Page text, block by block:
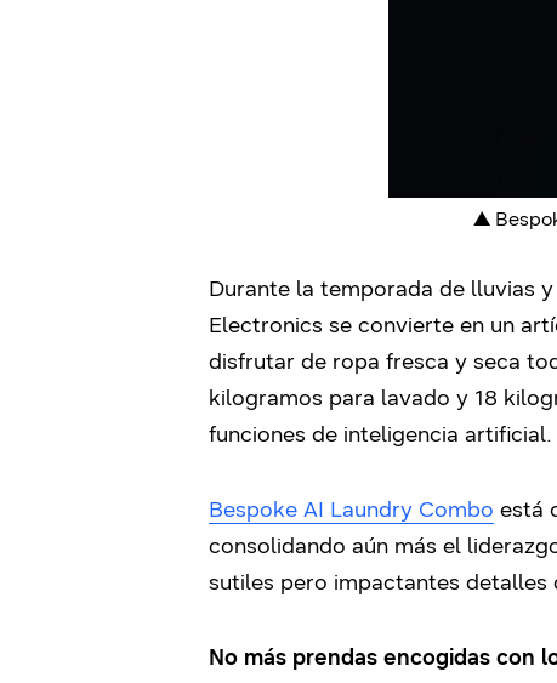
▲
Durante la temporada de lluvias
Electronics se convierte en un
disfrutar de ropa fresca y seca
kilogramos para lavado y 18
funciones de inteligencia artificial.
Bespoke AI Laundry Combo está
consolidando aún más el
sutiles pero impactantes detalles
No más prendas encogidas con